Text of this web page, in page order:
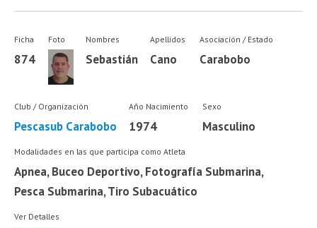
Ficha
874
Foto Nombres
Sebastián
Apellidos
Cano
Asociación / Estado
Carabobo
Club / Organización
Pescasub Carabobo
Año Nacimiento
1974
Sexo
Masculino
Modalidades en las que participa como Atleta
Apnea, Buceo Deportivo, Fotografía Submarina,
Pesca Submarina, Tiro Subacuático
Ver Detalles